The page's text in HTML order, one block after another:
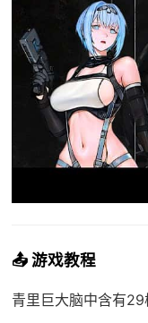
📤 游戏教程
青里巨大脑中含有29